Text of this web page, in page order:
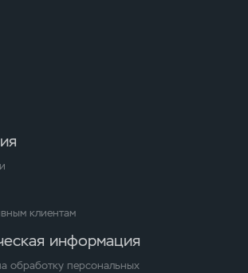
клиентам
информация
обработку персональных